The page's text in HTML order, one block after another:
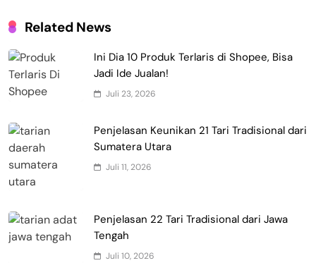
Related News
Ini Dia 10 Produk Terlaris di Shopee, Bisa
Jadi Ide Jualan!
Juli 23, 2026
Penjelasan Keunikan 21 Tari Tradisional dari
Sumatera Utara
Juli 11, 2026
Penjelasan 22 Tari Tradisional dari Jawa
Tengah
Juli 10, 2026